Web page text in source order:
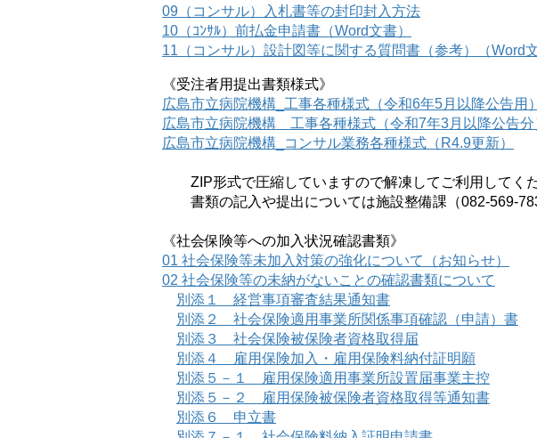
09（コンサル）入札書等の封印封入方法
10（ｺﾝｻﾙ）前払金申請書（Word文書）
11（コンサル）設計図等に関する質問書（参考）（Word文
《受注者用提出書類様式》
広島市立病院機構_工事各種様式（令和6年5月以降公告用）
広島市立病院機構 工事各種様式（令和7年3月以降公告分
広島市立病院機構_コンサル業務各種様式（R4.9更新）
ZIP形式で圧縮していますので解凍してご利用してくだ
書類の記入や提出については施設整備課（082-569-
《社会保険等への加入状況確認書類》
01 社会保険等未加入対策の強化について（お知らせ）
02 社会保険等の未納がないことの確認書類について
別添１ 経営事項審査結果通知書
別添２ 社会保険適用事業所関係事項確認（申請）書
別添３ 社会保険被保険者資格取得届
別添４ 雇用保険加入・雇用保険料納付証明願
別添５－１ 雇用保険適用事業所設置届事業主控
別添５－２ 雇用保険被保険者資格取得等通知書
別添６ 申立書